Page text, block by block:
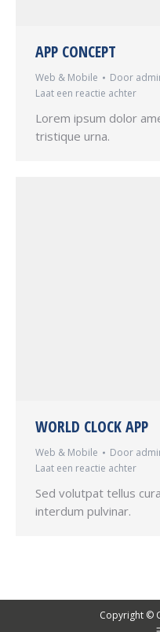
APP CONCEPT
Web & Mobile Door
Laat een reactie achter
Lorem ipsum dolor
tristique urna.
WORLD CLOCK APP
Web & Mobile Door
Laat een reactie achter
Sed volutpat tellus
interdum pulvinar.
Copyright ©